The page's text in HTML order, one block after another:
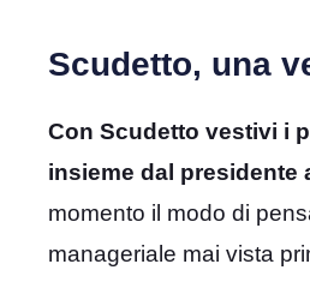
Scudetto, una
Con Scudetto vestivi i
insieme dal presidente
momento il modo di
manageriale mai vista